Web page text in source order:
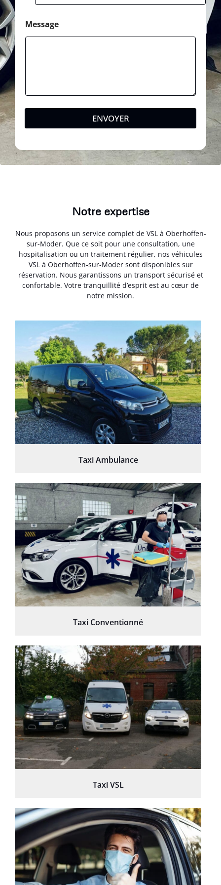
Message
ENVOYER
Notre expertise
Nous proposons un service complet de VSL à Oberhoffen-
sur-Moder. Que ce soit pour une consultation, une
hospitalisation ou un traitement régulier, nos véhicules
VSL à Oberhoffen-sur-Moder sont disponibles sur
réservation. Nous garantissons un transport sécurisé et
confortable. Votre tranquillité d’esprit est au cœur de
notre mission.
Taxi Ambulance
Taxi Conventionné
Taxi VSL